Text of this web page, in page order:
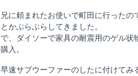
兄に頼まれたお使いで町田に行った
とかぶらぶらしてきました。
で、ダイソーで家具の耐震用のゲル
購入。
早速サブウーファーのしたに付けてみ